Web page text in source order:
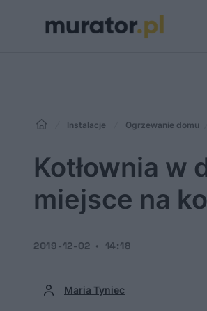
Instalacje Ogrzewanie domu
Kotłownia w
miejsce na
Maria Tyniec
2019-12-02 14:18